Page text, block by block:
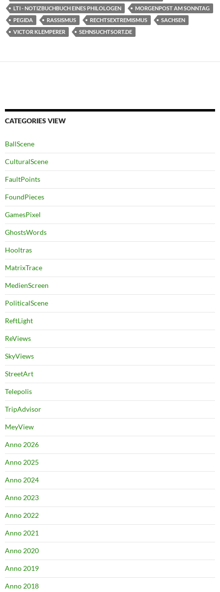
LTI - NOTIZBUCHBUCH EINES PHILOLOGEN
MORGENPOST AM SONNTAG
PEGIDA
RASSISMUS RECHTSEXTREMISMUS
SACHSEN
VICTOR KLEMPERER
SEHNSUCHTSORT.DE
CATEGORIES VIEW
BallScene
CulturalScene
FaultPoints
FoundPieces
GamesPixel
GhostsWords
Hooltras
MatrixTrace
MedienScreen
PoliticalScene
ReftLight
ReViews
SkyViews
StreetArt
Telepolis
TripAdvisor
MeyView
Anno 2026
Anno 2025
Anno 2024
Anno 2023
Anno 2022
Anno 2021
Anno 2020
Anno 2019
Anno 2018